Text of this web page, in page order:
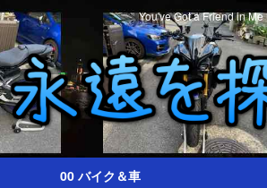
You've Got a Friend in Me
00 バイク＆車